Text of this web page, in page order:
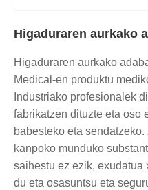
Higaduraren aurkako
Higaduraren aurkako
Medical-en produktu
Industriako profesionalek
fabrikatzen dituzte eta oso
babesteko eta
kanpoko munduko
saihestu ez ezik, exudatua
du eta osasuntsu eta